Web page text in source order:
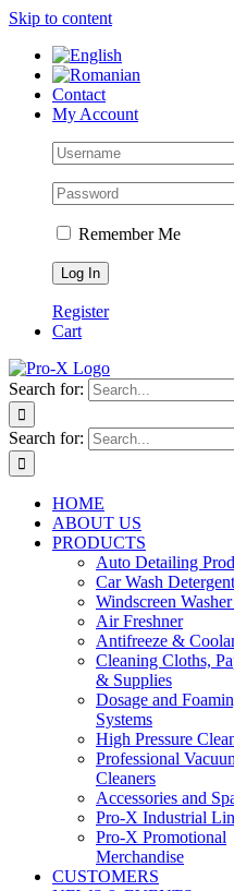
Skip to content
Contact
My Account
Remember Me
Register
Cart
Search for:
Search for:
HOME
ABOUT US
PRODUCTS
Auto Detailing
Car Wash
Windscreen
Air Freshner
Antifreeze &
Cleaning Cloths,
& Supplies
Dosage and
Systems
High Pressure
Professional
Cleaners
Accessories and
Pro-X Industrial
Pro-X Promotional
Merchandise
CUSTOMERS